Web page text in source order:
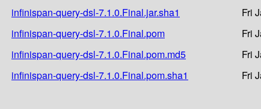
infinispan-query-dsl-7.1.0.Final.jar.sha1
Fri
infinispan-query-dsl-7.1.0.Final.pom
Fri
infinispan-query-dsl-7.1.0.Final.pom.md5
Fri
infinispan-query-dsl-7.1.0.Final.pom.sha1
Fri